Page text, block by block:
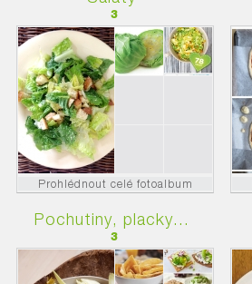
3
Prohlédnout celé fotoalbum
Pochutiny, placky...
3